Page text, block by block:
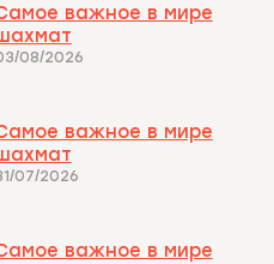
важное в мире
08/2026
важное в мире
07/2026
важное в мире